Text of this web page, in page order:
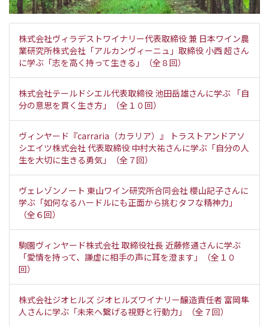
株式会社ヴィラデストワイナリー代表取締役 兼 日本ワイン農
業研究所株式会社「アルカンヴィーニュ」取締役 小西 超さん
に学ぶ「志を高く持って生きる」（全８回）
株式会社テールドシエル代表取締役 池田岳雄さんに学ぶ 「自
分の意思を貫く生き方」（全１０回）
ヴィンヤード『carraria（カラリア）』 トラストアンドアソ
シエイツ株式会社 代表取締役 中村大祐さんに学ぶ「自分の人
生を大切に生きる勇気」（全７回）
ヴェレゾンノート 東山ワイン研究所合同会社 櫻山記子さんに
学ぶ「如何なるハードルにも正面から挑むタフな精神力」
（全６回）
駒園ヴィンヤード株式会社 取締役社長 近藤修通さんに学ぶ
「愛情を持って、謙虚に相手の声に耳を澄ます」（全１０
回）
株式会社ジオヒルズ ジオヒルズワイナリー醸造責任者 富岡隼
人さんに学ぶ「未来へ繋げる視野と行動力」（全７回）